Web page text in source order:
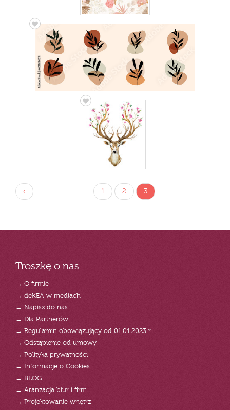
‹ 1 2 3
Troszkę o nas
→ O firmie
→ deKEA w mediach
→ Napisz do nas
→ Dla Partnerów
→ Regulamin obowiązujący od 01.01.2023 r.
→ Odstąpienie od umowy
→ Polityka prywatności
→ Informacje o Cookies
→ BLOG
→ Aranżacja biur i firm
→ Projektowanie wnętrz